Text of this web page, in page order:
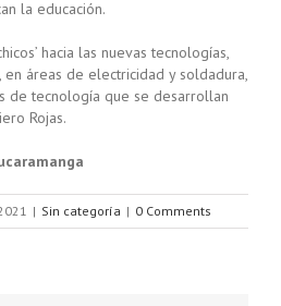
la educación.
hacia las nuevas tecnologías,
áreas de electricidad y soldadura,
de tecnología que se desarrollan
Rojas.
| Sin categoría | 0 Comments